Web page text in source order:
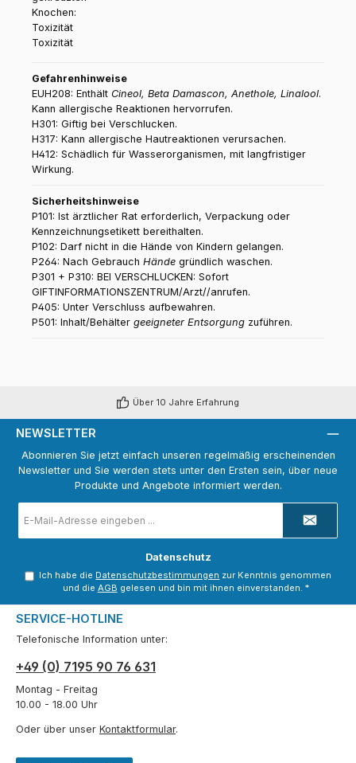
Toxizität
Gefahrenhinweise
EUH208: Enthält Cineol, Beta Damascon, Anethole, Linalool.
Kann allergische Reaktionen hervorrufen.
H301: Giftig bei Verschlucken.
H317: Kann allergische Hautreaktionen verursachen.
H412: Schädlich für Wasserorganismen, mit langfristiger
Wirkung.
Sicherheitshinweise
P101: Ist ärztlicher Rat erforderlich, Verpackung oder
Kennzeichnungsetikett bereithalten.
P102: Darf nicht in die Hände von Kindern gelangen.
P264: Nach Gebrauch Hände gründlich waschen.
P301 + P310: BEI VERSCHLUCKEN: Sofort
GIFTINFORMATIONSZENTRUM/Arzt//anrufen.
P405: Unter Verschluss aufbewahren.
P501: Inhalt/Behälter geeigneter Entsorgung zuführen.
Über 10 Jahre Erfahrung
NEWSLETTER
Abonnieren Sie jetzt einfach unseren regelmäßig erscheinenden
Newsletter und Sie werden stets unter den Ersten sein, über neue
Produkte und Angebote informiert werden.
Mail-
Adresse
Datenschutz
Ich habe die Datenschutzbestimmungen zur Kenntnis genommen
und die AGB gelesen und bin mit ihnen einverstanden. *
SERVICE-HOTLINE
Telefonische Information unter:
+49 (0) 7195 90 76 631
Montag - Freitag
10.00 - 18.00 Uhr
Oder über unser Kontaktformular.